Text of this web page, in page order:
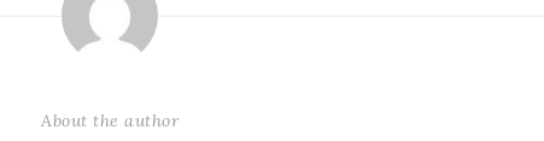
About the author